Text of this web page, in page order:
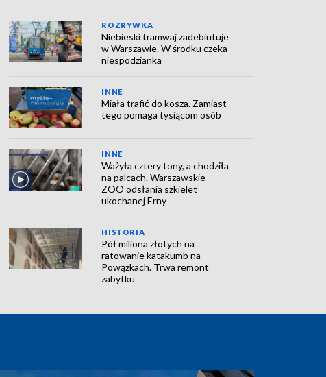
ROZRYWKA
Niebieski tramwaj zadebiutuje
w Warszawie. W środku czeka
niespodzianka
INNE
Miała trafić do kosza. Zamiast
tego pomaga tysiącom osób
INNE
Ważyła cztery tony, a chodziła
na palcach. Warszawskie
ZOO odsłania szkielet
ukochanej Erny
HISTORIA
Pół miliona złotych na
ratowanie katakumb na
Powązkach. Trwa remont
zabytku